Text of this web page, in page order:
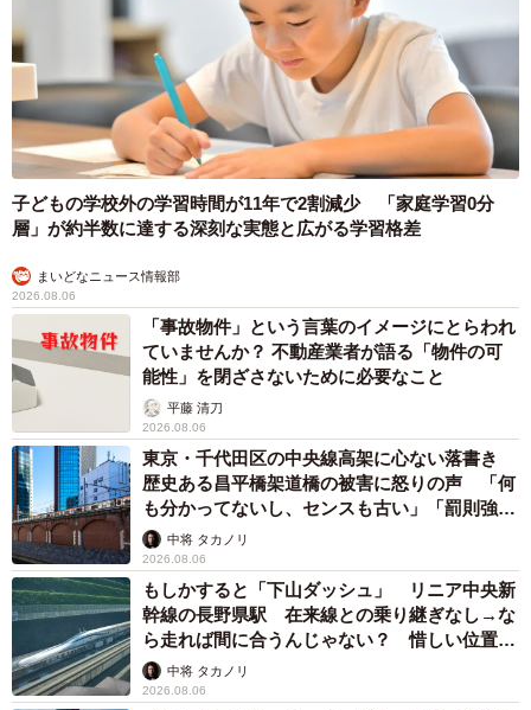
4/4
昨年、惜しまれながら亡くなってしまった数多くのボックスアート（プ
ラモデルの箱絵）を世に残したイラストレーター和田隆良氏とのコラボ
作品（提供：黒猫モモ@型紙彫刻、切り絵作家さん）
■黒猫モモさんの作品を見ることができる展示会『染型の進
化と拡がり 近代～未来へ』は、３月１４日〜１６日ま
で、「京都市勧業館 みやこめっせ地下１階」にて開催さ
れます。
■黒猫モモさんのＸ https://x.com/momowanwan01151
■黒猫モモさんのＨＰ https://kuroneko-momo.com
来月3/13〜15日、京都みやこめっせデザイン博物館で開催
の京都染型共同組合さんの展示会に出展させていただくこ
とになりました！ 和田禅工房さんの後継として、切り絵や
型紙を展示。関西未発表の作品と実演も予定！ぜひ遊びに
来てください！観覧車も持って行きます！
子どもの学校外の学習時間が11年で2割減少 「家庭学習0分
層」が約半数に達する深刻な実態と広がる学習格差
まいどなニュース情報部
2026.08.06
「事故物件」という言葉のイメージにとらわれ
ていませんか？ 不動産業者が語る「物件の可
能性」を閉ざさないために必要なこと
平藤 清刀
2026.08.06
東京・千代田区の中央線高架に心ない落書き
歴史ある昌平橋架道橋の被害に怒りの声 「何
も分かってないし、センスも古い」「罰則強化
して」中将 タカノリ
2026.08.06
もしかすると「下山ダッシュ」 リニア中央新
幹線の長野県駅 在来線との乗り継ぎなし→な
ら走れば間に合うんじゃない？ 惜しい位置関
係が反響
中将 タカノリ
2026.08.06